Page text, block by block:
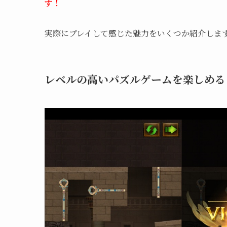
す！
実際にプレイして感じた魅力をいくつか紹介しま
レベルの高いパズルゲームを楽しめる